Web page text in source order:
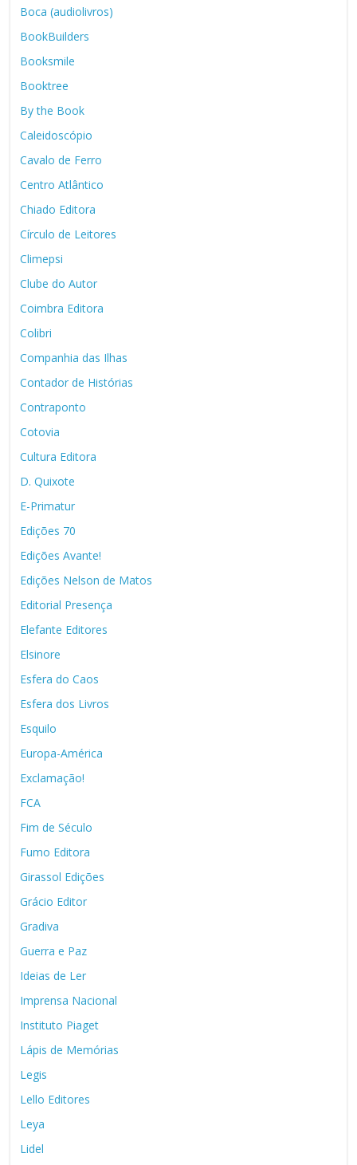
Boca (audiolivros)
BookBuilders
Booksmile
Booktree
By the Book
Caleidoscópio
Cavalo de Ferro
Centro Atlântico
Chiado Editora
Círculo de Leitores
Climepsi
Clube do Autor
Coimbra Editora
Colibri
Companhia das Ilhas
Contador de Histórias
Contraponto
Cotovia
Cultura Editora
D. Quixote
E-Primatur
Edições 70
Edições Avante!
Edições Nelson de Matos
Editorial Presença
Elefante Editores
Elsinore
Esfera do Caos
Esfera dos Livros
Esquilo
Europa-América
Exclamação!
FCA
Fim de Século
Fumo Editora
Girassol Edições
Grácio Editor
Gradiva
Guerra e Paz
Ideias de Ler
Imprensa Nacional
Instituto Piaget
Lápis de Memórias
Legis
Lello Editores
Leya
Lidel